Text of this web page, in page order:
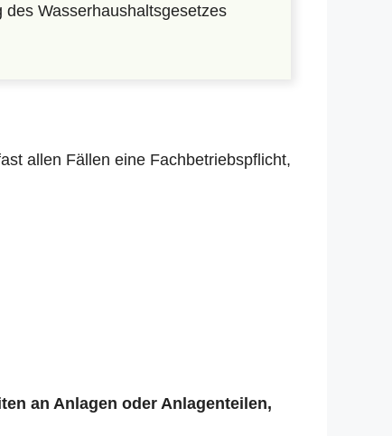
des Wasserhaushaltsgesetzes
allen Fällen eine Fachbetriebspflicht,
an Anlagen oder Anlagenteilen,